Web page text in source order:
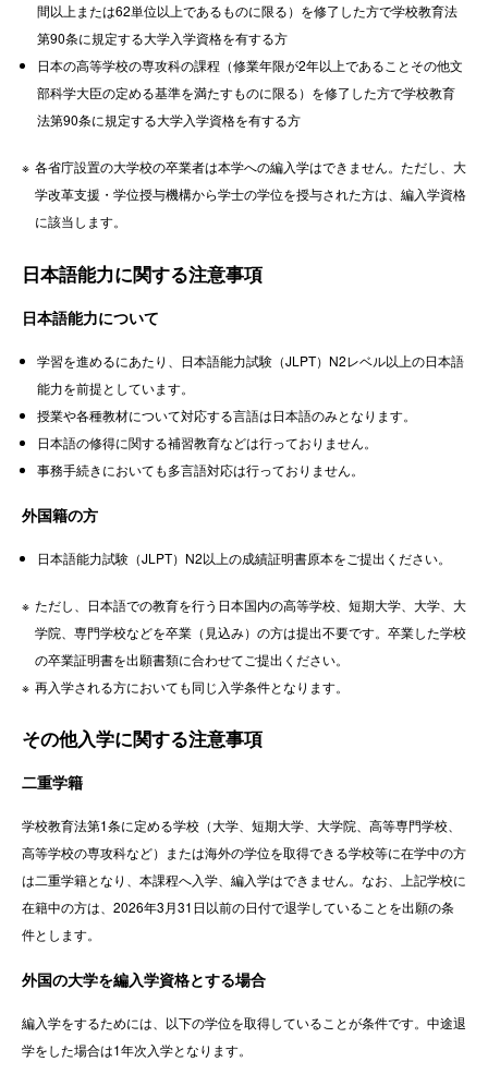
間以上または62単位以上であるものに限る）を修了した方で学校教育法
第90条に規定する大学入学資格を有する方
日本の高等学校の専攻科の課程（修業年限が2年以上であることその他文
部科学大臣の定める基準を満たすものに限る）を修了した方で学校教育
法第90条に規定する大学入学資格を有する方
各省庁設置の大学校の卒業者は本学への編入学はできません。ただし、大
学改革支援・学位授与機構から学士の学位を授与された方は、編入学資格
に該当します。
日本語能力に関する注意事項
日本語能力について
学習を進めるにあたり、日本語能力試験（JLPT）N2レベル以上の日本語
能力を前提としています。
授業や各種教材について対応する言語は日本語のみとなります。
日本語の修得に関する補習教育などは行っておりません。
事務手続きにおいても多言語対応は行っておりません。
外国籍の方
日本語能力試験（JLPT）N2以上の成績証明書原本をご提出ください。
ただし、日本語での教育を行う日本国内の高等学校、短期大学、大学、大
学院、専門学校などを卒業（見込み）の方は提出不要です。卒業した学校
の卒業証明書を出願書類に合わせてご提出ください。
再入学される方においても同じ入学条件となります。
その他入学に関する注意事項
二重学籍
学校教育法第1条に定める学校（大学、短期大学、大学院、高等専門学校、
高等学校の専攻科など）または海外の学位を取得できる学校等に在学中の方
は二重学籍となり、本課程へ入学、編入学はできません。なお、上記学校に
在籍中の方は、2026年3月31日以前の日付で退学していることを出願の条
件とします。
外国の大学を編入学資格とする場合
編入学をするためには、以下の学位を取得していることが条件です。中途退
学をした場合は1年次入学となります。